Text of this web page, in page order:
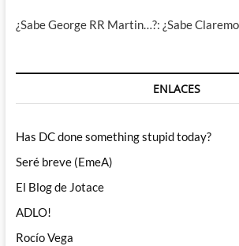
¿Sabe George RR Martin…?: ¿Sabe
ENLACES
Has DC done something stupid today?
Seré breve (EmeA)
El Blog de Jotace
ADLO!
Rocío Vega